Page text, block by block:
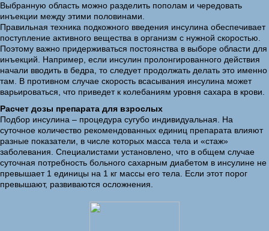
Выбранную область можно разделить пополам и чередовать
инъекции между этими половинами.
Правильная техника подкожного введения инсулина обеспечивает
поступление активного вещества в организм с нужной скоростью.
Поэтому важно придерживаться постоянства в выборе области для
инъекций. Например, если инсулин пролонгированного действия
начали вводить в бедра, то следует продолжать делать это именно
там. В противном случае скорость всасывания инсулина может
варьироваться, что приведет к колебаниям уровня сахара в крови.
Расчет дозы препарата для взрослых
Подбор инсулина – процедура сугубо индивидуальная. На
суточное количество рекомендованных единиц препарата влияют
разные показатели, в числе которых масса тела и «стаж»
заболевания. Специалистами установлено, что в общем случае
суточная потребность больного сахарным диабетом в инсулине не
превышает 1 единицы на 1 кг массы его тела. Если этот порог
превышают, развиваются осложнения.